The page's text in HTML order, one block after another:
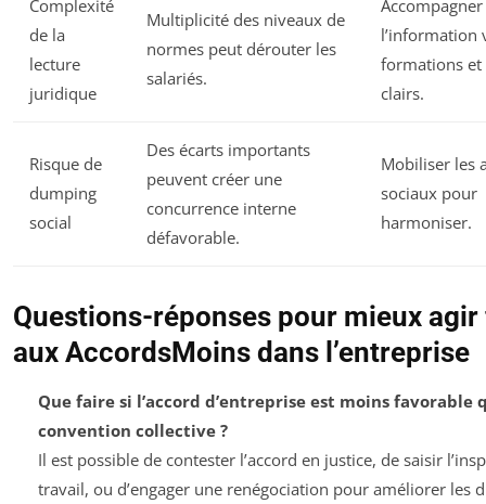
Complexité
de la
lecture
juridique
Multiplicité des niveaux de
normes peut dérouter les
salariés.
Accompagner
l’information
formations et
clairs.
Risque de
dumping
social
Des écarts importants
peuvent créer une
concurrence interne
défavorable.
Mobiliser les
sociaux pour
harmoniser.
Questions-réponses pour mieux agir
aux AccordsMoins dans l’entreprise
Que faire si l’accord d’entreprise est moins favorable
convention collective ?
Il est possible de contester l’accord en justice, de saisir
travail, ou d’engager une renégociation pour améliorer les